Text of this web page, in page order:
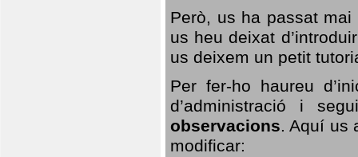
Però, us ha passat
us heu deixat
us deixem un petit
Per fer-ho haureu
d’administració i
observacions. Aquí us
modificar: